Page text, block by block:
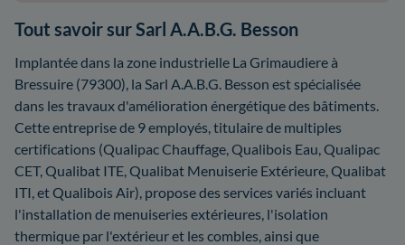
Tout savoir sur Sarl A.A.B.G. Besson
Implantée dans la zone industrielle La Grimaudiere à
Bressuire (79300), la Sarl A.A.B.G. Besson est spécialisée
dans les travaux d'amélioration énergétique des bâtiments.
Cette entreprise de 9 employés, titulaire de multiples
certifications (Qualipac Chauffage, Qualibois Eau, Qualipac
CET, Qualibat ITE, Qualibat Menuiserie Extérieure, Qualibat
ITI, et Qualibois Air), propose des services variés incluant
l'installation de menuiseries extérieures, l'isolation
thermique par l'extérieur et les combles, ainsi que